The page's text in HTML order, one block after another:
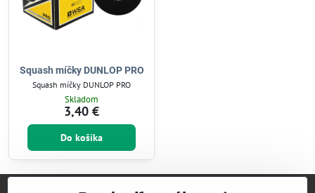
Squash míčky DUNLOP PRO
Squash míčky DUNLOP PRO
Skladom
3,40 €
Do košíka